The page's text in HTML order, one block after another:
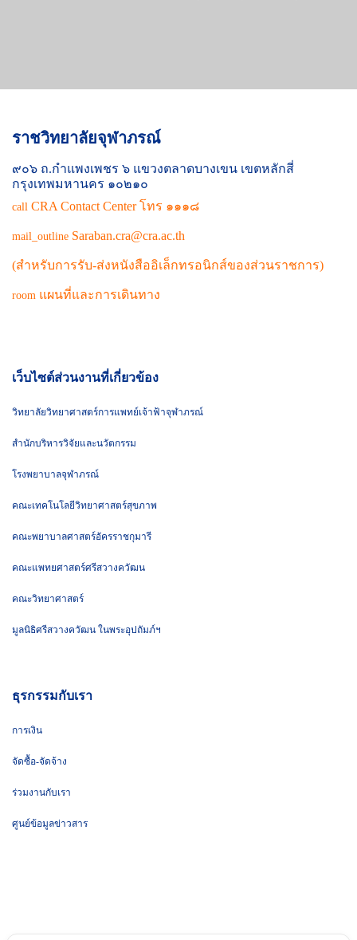
ราชวิทยาลัยจุฬาภรณ์
๙๐๖ ถ.กำแพงเพชร ๖ แขวงตลาดบางเขน เขตหลักสี่
กรุงเทพมหานคร ๑๐๒๑๐
call CRA Contact Center โทร ๑๑๑๘
mail_outline Saraban.cra@cra.ac.th
(สำหรับการรับ-ส่งหนังสืออิเล็กทรอนิกส์ของส่วนราชการ)
room แผนที่และการเดินทาง
เว็บไซต์ส่วนงานที่เกี่ยวข้อง
วิทยาลัยวิทยาศาสตร์การแพทย์เจ้าฟ้าจุฬาภรณ์
สำนักบริหารวิจัยและนวัตกรรม
โรงพยาบาลจุฬาภรณ์
คณะเทคโนโลยีวิทยาศาสตร์สุขภาพ
คณะพยาบาลศาสตร์อัครราชกุมารี
คณะแพทยศาสตร์ศรีสวางควัฒน
คณะวิทยาศาสตร์
มูลนิธิศรีสวางควัฒน ในพระอุปถัมภ์ฯ
ธุรกรรมกับเรา
การเงิน
จัดซื้อ-จัดจ้าง
ร่วมงานกับเรา
ศูนย์ข้อมูลข่าวสาร